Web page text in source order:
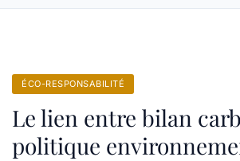
ÉCO-RESPONSABILITÉ
Le lien entre bilan
politique